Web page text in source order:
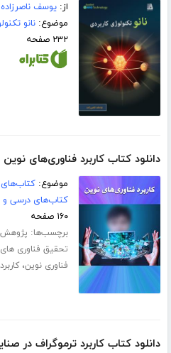
از:یوسف ناصرزاده
موضوع:نانو
۲۳۲ صفحه
دانلود کتاب کاربرد فناوری‌های نوین
موضوع:کتاب‌های
کتاب‌های درسی و
۱۶۰ صفحه
برچسب‌ها:
تحقیق فناوری
فناوری نوین،
دانلود کتاب کاربرد ترموگراف در